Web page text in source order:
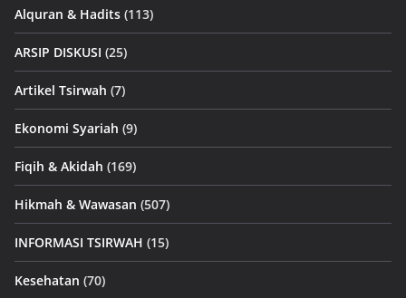
Alquran & Hadits (113)
ARSIP DISKUSI (25)
Artikel Tsirwah (7)
Ekonomi Syariah (9)
Fiqih & Akidah (169)
Hikmah & Wawasan (507)
INFORMASI TSIRWAH (15)
Kesehatan (70)